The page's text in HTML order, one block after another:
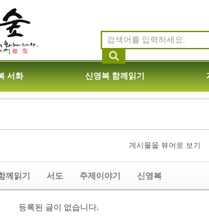
서화 신영복 함께읽기
게시물을 뷰어로 보기
께읽기 서도 주제이야기
신영복
등록된 글이 없습니다.